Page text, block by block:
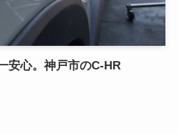
安心。神戸市のC-HR